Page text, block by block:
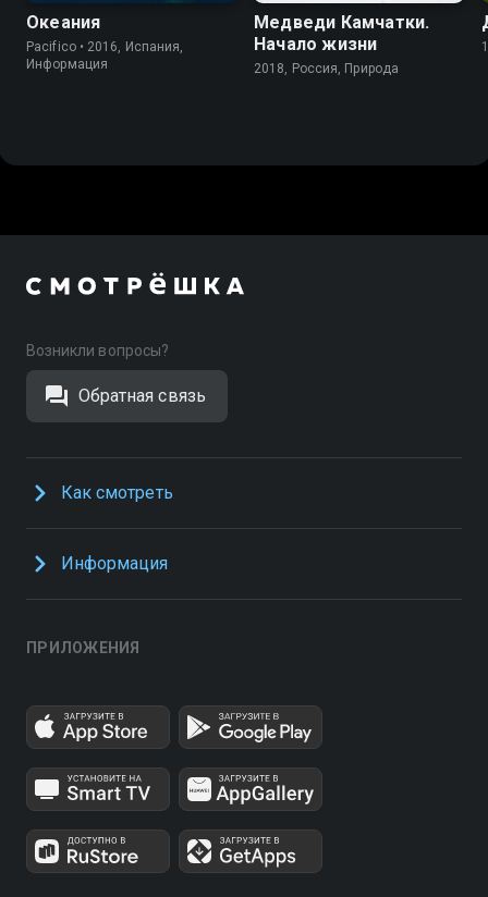
Океания
Pacifico • 2016, Испания,
Информация
Медведи Камчатки.
Начало жизни
2018, Россия, Природа
Возникли вопросы?
Обратная связь
Как смотреть
Информация
ПРИЛОЖЕНИЯ